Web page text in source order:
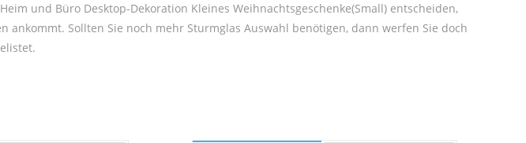
und Büro Desktop-Dekoration Kleines Weihnachtsgeschenke(Small) entscheiden,
Sollten Sie noch mehr Sturmglas Auswahl benötigen, dann werfen Sie doch